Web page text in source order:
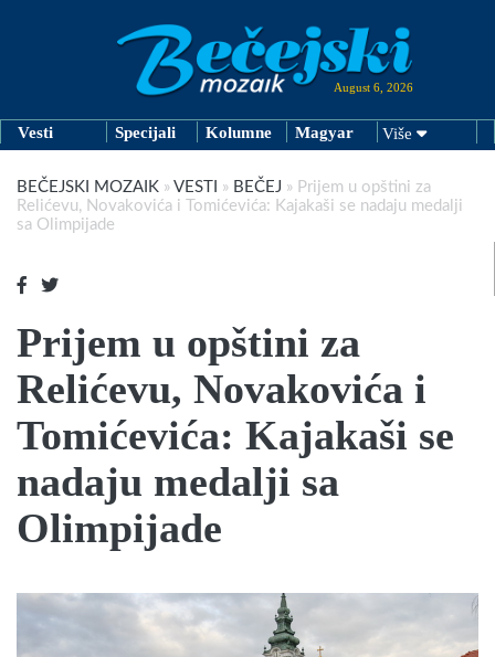
August 6, 2026
Vesti Specijali Kolumne Magyar Više
BEČEJSKI MOZAIK » VESTI » BEČEJ » Prijem u opštini za
Relićevu, Novakovića i Tomićevića: Kajakaši se nadaju medalji
sa Olimpijade
Prijem u opštini za
Relićevu, Novakovića i
Tomićevića: Kajakaši se
nadaju medalji sa
Olimpijade